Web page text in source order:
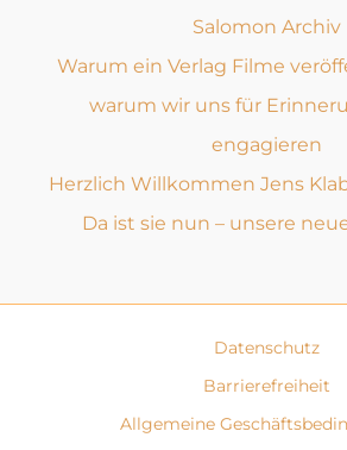
Salomon Archiv
Warum ein Verlag Filme
warum wir uns für
engagieren
Herzlich Willkommen Jens
Da ist sie nun – unsere
Datenschutz
Barrierefreiheit
Allgemeine